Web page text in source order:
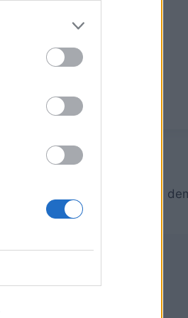
XV, uno stream della